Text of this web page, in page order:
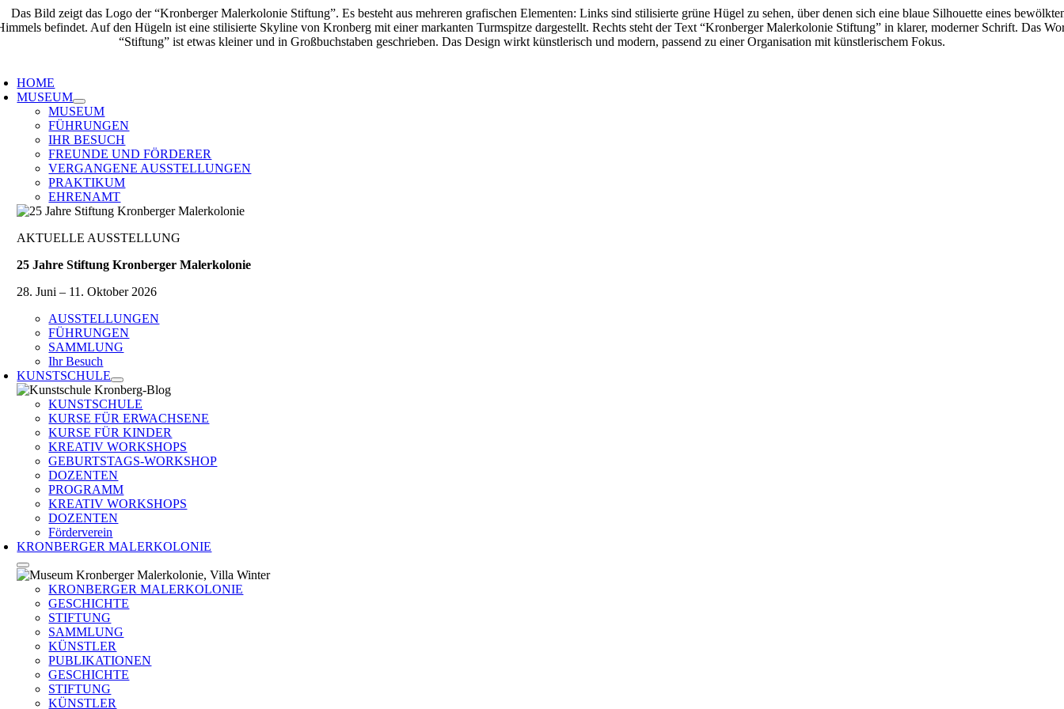
Zum
Inhalt
HOME
MUSEUM
MUSEUM
FÜHRUNGEN
IHR BESUCH
FREUNDE UND FÖRDERER
VERGANGENE AUSSTELLUNGEN
PRAKTIKUM
EHRENAMT
AKTUELLE AUSSTELLUNG
25 Jahre Stiftung Kronberger Malerkolonie
28. Juni – 11. Oktober 2026
AUSSTELLUNGEN
FÜHRUNGEN
SAMMLUNG
Ihr Besuch
KUNSTSCHULE
KUNSTSCHULE
KURSE FÜR ERWACHSENE
KURSE FÜR KINDER
KREATIV WORKSHOPS
GEBURTSTAGS-WORKSHOP
DOZENTEN
PROGRAMM
KREATIV WORKSHOPS
DOZENTEN
Förderverein
KRONBERGER MALERKOLONIE
KRONBERGER MALERKOLONIE
GESCHICHTE
STIFTUNG
SAMMLUNG
KÜNSTLER
PUBLIKATIONEN
GESCHICHTE
STIFTUNG
KÜNSTLER